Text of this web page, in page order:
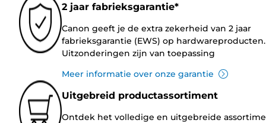
2 jaar fabrieksgarantie*
Canon geeft je de extra zekerheid van 2 jaar
fabrieksgarantie (EWS) op hardwareproducten.
Uitzonderingen zijn van toepassing
Meer informatie over onze garantie
Uitgebreid productassortiment
Ontdek het volledige en uitgebreide